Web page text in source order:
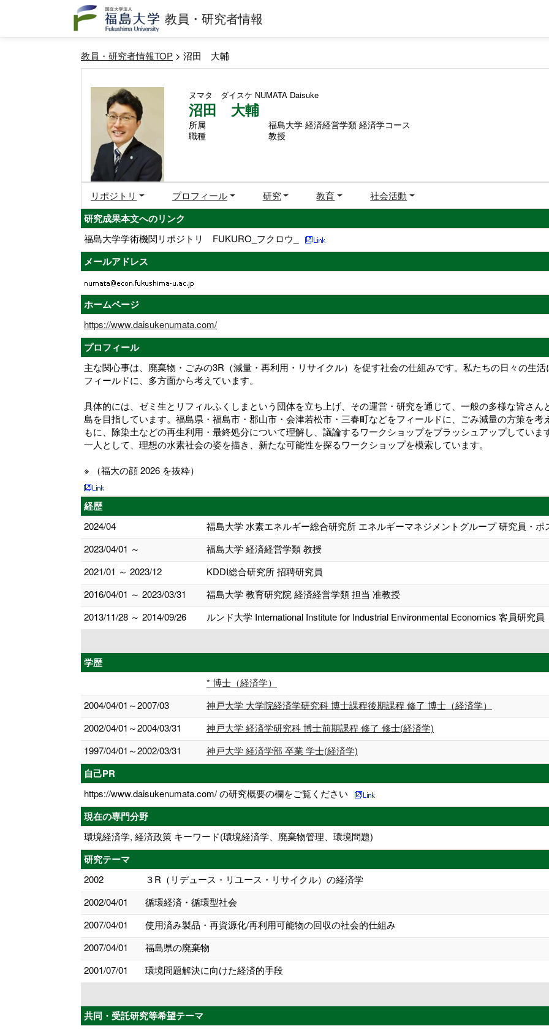
教員・研究者情報
教員・研究者情報TOP > 沼田 大輔
ヌマタ ダイスケ NUMATA Daisuke
沼田 大輔
所属
福島大学 経済経営学類 経済学コース
職種
教授
リポジトリ プロフィール 研究 教育 社会活動
研究成果本文へのリンク
福島大学学術機関リポジトリ FUKURO_フクロウ_
メールアドレス
ホームページ
https://www.daisukenumata.com/
プロフィール
主な関心事は、廃棄物・ごみの3R（減量・再利用・リサイクル）を促す社会の仕組みです。私たちの日々の生
フィールドに、多方面から考えています。
具体的には、ゼミ生とリフィルふくしまという団体を立ち上げ、その運営・研究を通じて、一般の多様な皆さ
島を目指しています。福島県・福島市・郡山市・会津若松市・三春町などをフィールドに、ごみ減量の方策を
もに、除染土などの再生利用・最終処分について理解し、議論するワークショップをブラッシュアップしてい
一人として、理想の水素社会の姿を描き、新たな可能性を探るワークショップを模索しています。
※ （福大の顔 2026 を抜粋）
経歴
2024/04
福島大学 水素エネルギー総合研究所 エネルギーマネジメントグループ 研究員・ポ
2023/04/01 ～
福島大学 経済経営学類 教授
2021/01 ～ 2023/12
KDDI総合研究所 招聘研究員
2016/04/01 ～ 2023/03/31
福島大学 教育研究院 経済経営学類 担当 准教授
2013/11/28 ～ 2014/09/26
ルンド大学 International Institute for Industrial Environmental Economics 客員研究員
学歴
* 博士（経済学）
2004/04/01～2007/03
神戸大学 大学院経済学研究科 博士課程後期課程 修了 博士（経済学）
2002/04/01～2004/03/31
神戸大学 経済学研究科 博士前期課程 修了 修士(経済学)
1997/04/01～2002/03/31
神戸大学 経済学部 卒業 学士(経済学)
自己PR
https://www.daisukenumata.com/ の研究概要の欄をご覧ください
現在の専門分野
環境経済学, 経済政策 キーワード(環境経済学、廃棄物管理、環境問題)
研究テーマ
2002
３R（リデュース・リユース・リサイクル）の経済学
2002/04/01
循環経済・循環型社会
2007/04/01
使用済み製品・再資源化/再利用可能物の回収の社会的仕組み
2007/04/01
福島県の廃棄物
2001/07/01
環境問題解決に向けた経済的手段
共同・受託研究等希望テーマ